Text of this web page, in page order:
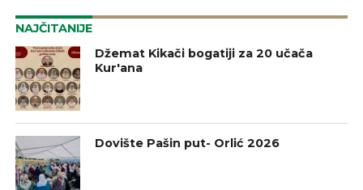
NAJČITANIJE
Džemat Kikači bogatiji za 20 učača
Kur'ana
Dovište Pašin put- Orlić 2026